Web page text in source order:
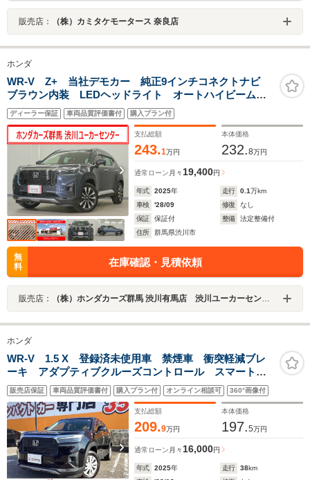
販売店： （株）カミタケモータース 奈良店
ホンダ
WR-V Z+ 当社デモカー 純正9インチコネクトナビ
ブラウン内装 LEDヘッドライト オートハイビーム
アダプティブクルーズコントロール レーンキープアシ
スト サイドエアバッグ・サイドカーテンエアバッグ
ETC
ディーラー保証 車両品質評価書付 購入プラン付
支払総額
243.1万円
本体価格
232.8万円
通常ローン 月々19,400円
年式 2025年 走行 0.1万km
車検
'28/09 修復
なし
保証
保証付 整備
法定整備付
住所
群馬県渋川市
無
料
在庫確認・見積依頼
販売店： （株）ホンダカーズ群馬 渋川有馬店 渋川ユーカーセンター
ホンダ
WR-V 1.5 X 登録済未使用車 禁煙車 衝突軽減ブレ
ーキ アダプティブクルーズコントロール スマートキ
ー バックカメラ 電動格納ミラー パワーステアリン
グ パワーウインドウ 運転席エアバック 助手席エア
バック
販売店保証 車両品質評価書付 購入プラン付 オンライン相談可 360°画像付
支払総額
209.9万円
本体価格
197.5万円
通常ローン 月々16,000円
年式 2025年 走行 38km